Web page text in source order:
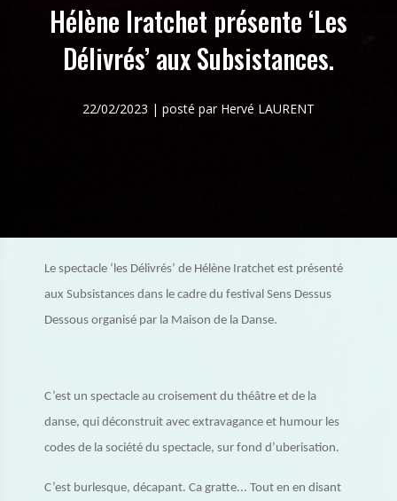
Hélène Iratchet présente ‘Les
Délivrés’ aux Subsistances.
22/02/2023 | posté par Hervé LAURENT
Le spectacle ‘les Délivrés’ de Hélène Iratchet est présenté
aux Subsistances dans le cadre du festival Sens Dessus
Dessous organisé par la Maison de la Danse.
C’est un spectacle au croisement du théâtre et de la
danse, qui déconstruit avec extravagance et humour les
codes de la société du spectacle, sur fond d’uberisation.
C’est burlesque, décapant. Ca gratte... Tout en en disant